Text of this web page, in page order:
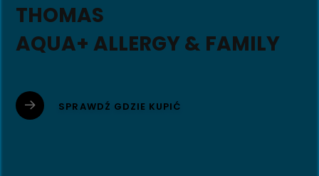
THOMAS
AQUA+ ALLERGY & FAMILY
SPRAWDŹ GDZIE KUPIĆ